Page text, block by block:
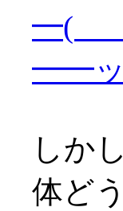
━(
━━ッ
しか
体ど